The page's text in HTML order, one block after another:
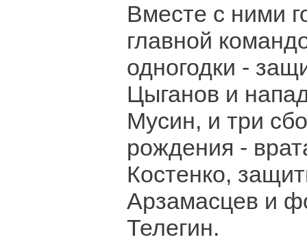
Вместе с ними
главной
одногодки -
Цыганов и
Мусин, и три
рождения -
Костенко,
Арзамасцев и
Телегин.